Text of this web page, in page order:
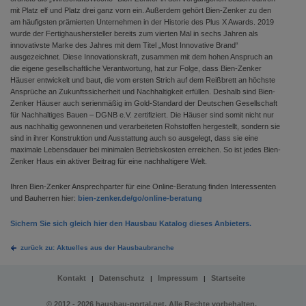
mit Platz elf und Platz drei ganz vorn ein. Außerdem gehört Bien-Zenker zu den
am häufigsten prämierten Unternehmen in der Historie des Plus X Awards. 2019
wurde der Fertighaushersteller bereits zum vierten Mal in sechs Jahren als
innovativste Marke des Jahres mit dem Titel „Most Innovative Brand“
ausgezeichnet. Diese Innovationskraft, zusammen mit dem hohen Anspruch an
die eigene gesellschaftliche Verantwortung, hat zur Folge, dass Bien-Zenker
Häuser entwickelt und baut, die vom ersten Strich auf dem Reißbrett an höchste
Ansprüche an Zukunftssicherheit und Nachhaltigkeit erfüllen. Deshalb sind Bien-
Zenker Häuser auch serienmäßig im Gold-Standard der Deutschen Gesellschaft
für Nachhaltiges Bauen – DGNB e.V. zertifiziert. Die Häuser sind somit nicht nur
aus nachhaltig gewonnenen und verarbeiteten Rohstoffen hergestellt, sondern sie
sind in ihrer Konstruktion und Ausstattung auch so ausgelegt, dass sie eine
maximale Lebensdauer bei minimalen Betriebskosten erreichen. So ist jedes Bien-
Zenker Haus ein aktiver Beitrag für eine nachhaltigere Welt.
Ihren Bien-Zenker Ansprechparter für eine Online-Beratung finden Interessenten
und Bauherren hier: bien-zenker.de/go/online-beratung
Sichern Sie sich gleich hier den Hausbau Katalog dieses Anbieters.
zurück zu: Aktuelles aus der Hausbaubranche
Kontakt | Datenschutz | Impressum | Startseite
© 2012 - 2026 hausbau-portal.net. Alle Rechte vorbehalten.